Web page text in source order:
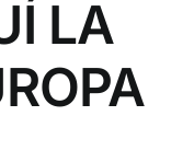
LA